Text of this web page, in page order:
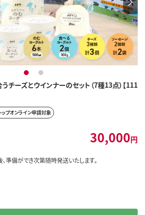
チーズとウインナーのセット（7種13点）【111
1 2
ップオンライン申請対象
30,000円
準備ができ次第随時発送いたします。